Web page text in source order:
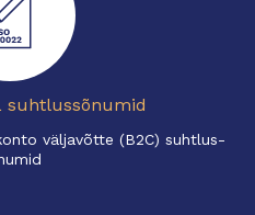
suhtlussõnumid
väljavõtte (B2C) suhtlus-